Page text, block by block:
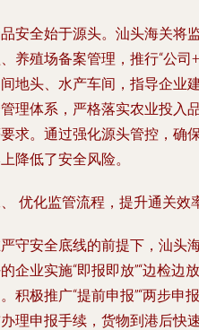
安全始于源头。汕头海关将
养殖场备案管理，推行“公
地头、水产车间，指导企业
理体系，严格落实农业投入
求。通过强化源头管控，确
降低了安全风险。
优化监管流程，提升通关效
守安全底线的前提下，汕头
企业实施“即报即放”“边检边
积极推广“提前申报”“两步申
理申报手续，货物到港后快